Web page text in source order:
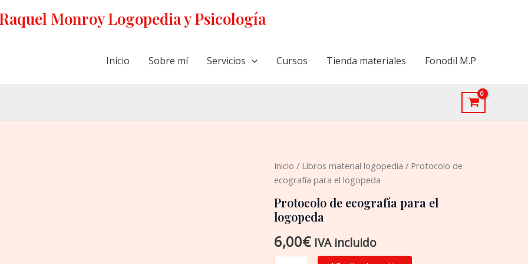
Raquel Monroy Logopedia y Psicología
Inicio Sobre mí Servicios Cursos Tienda materiales Fonodil M.P
Inicio / Libros material logopedia / Protocolo de
ecografía para el logopeda
Protocolo de ecografía para el
logopeda
6,00€ IVA incluido
Protocolo
ecografía
para
el
logopeda
cantidad